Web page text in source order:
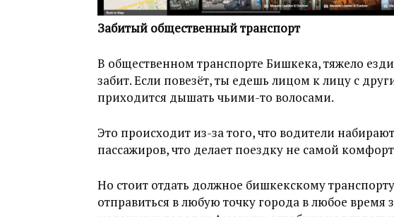
Забитый общественный транспорт
В общественном транспорте Бишкека, тяжело
забит. Если повезёт, ты едешь лицом к лицу с
приходится дышать чьими-то волосами.
Это происходит из-за того, что водители
пассажиров, что делает поездку не самой
Но стоит отдать должное бишкекскому
отправиться в любую точку города в любое время